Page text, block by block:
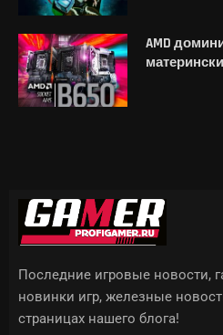
AMD
Последние игровые новости,
новинки игр, железные
страницах нашего блога!